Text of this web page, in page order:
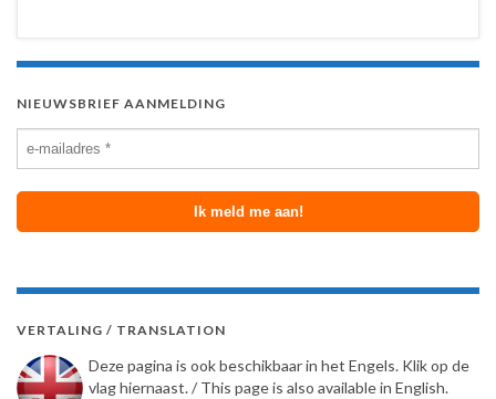
NIEUWSBRIEF AANMELDING
VERTALING / TRANSLATION
Deze pagina is ook beschikbaar in het Engels. Klik op de
vlag hiernaast. / This page is also available in English.